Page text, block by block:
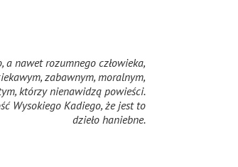
a nawet rozumnego człowieka,
zabawnym, moralnym,
którzy nienawidzą powieści.
Wysokiego Kadiego, że jest to
dzieło haniebne.